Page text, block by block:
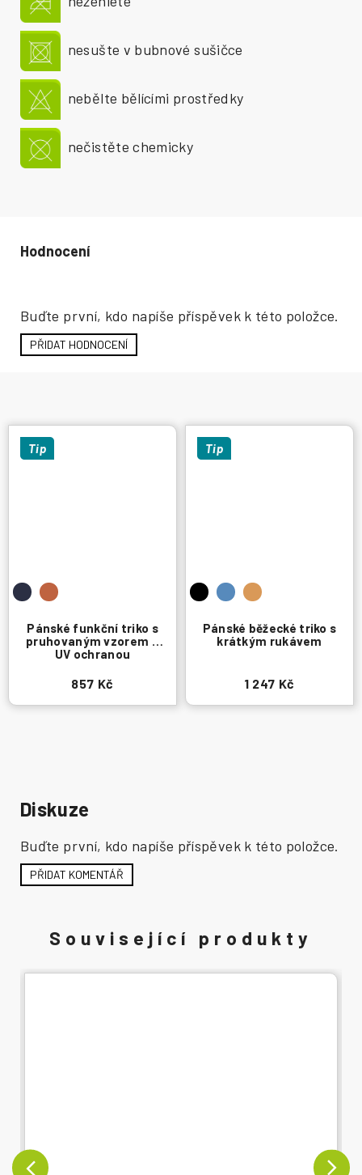
Tip
Pánské funkční triko s
pruhovaným vzorem a
UV ochranou
857 Kč
Tip
Pánské běžecké triko s
krátkým rukávem
1 247 Kč
Buďte první, kdo napíše příspěvek k této položce.
PŘIDAT HODNOCENÍ
Diskuze
Buďte první, kdo napíše příspěvek k této položce.
PŘIDAT KOMENTÁŘ
nesušte v bubnové sušičce
nebělte bělícími prostředky
nečistěte chemicky